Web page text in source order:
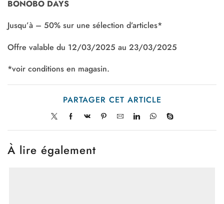
BONOBO DAYS
Jusqu’à – 50% sur une sélection d’articles*
Offre valable du 12/03/2025 au 23/03/2025
*voir conditions en magasin.
PARTAGER CET ARTICLE
À lire également